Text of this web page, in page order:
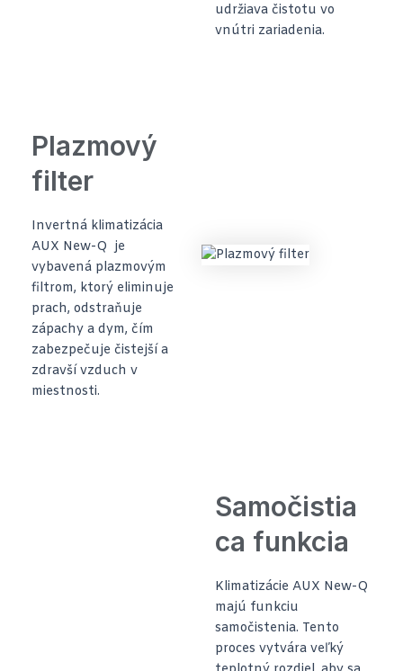
udržiava čistotu vo
vnútri zariadenia.
Plazmový
filter
Invertná klimatizácia
AUX New-Q je
vybavená plazmovým
filtrom, ktorý eliminuje
prach, odstraňuje
zápachy a dym, čím
zabezpečuje čistejší a
zdravší vzduch v
miestnosti.
Samočistia
ca funkcia
Klimatizácie AUX New-Q
majú funkciu
samočistenia. Tento
proces vytvára veľký